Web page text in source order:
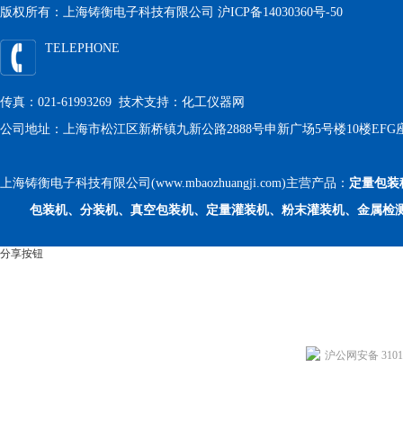
版权所有：上海铸衡电子科技有限公司 沪ICP备14030360号-50
TELEPHONE
传真：021-61993269 技术支持： 化工仪器网
公司地址：上海市松江区新桥镇九新公路2888号申新广场5号楼10楼EFG
上海铸衡电子科技有限公司(www.mbaozhuangji.com)主营产品： 定量包装
包装机、分装机、真空包装机、定量灌装机、粉末灌装机、金属检
分享按钮
沪公网安备